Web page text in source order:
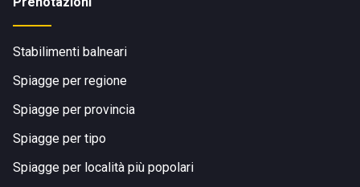
Stabilimenti balneari
Spiagge per regione
Spiagge per provincia
Spiagge per tipo
Spiagge per località più popolari